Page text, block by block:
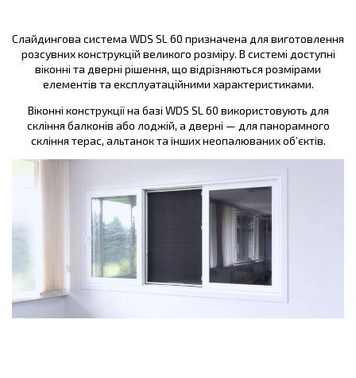
Слайдингова система WDS SL 60 призначена для виготовлення
розсувних конструкцій великого розміру. В системі доступні
віконні та дверні рішення, що відрізняються розмірами
елементів та експлуатаційними характеристиками.
Віконні конструкції на базі WDS SL 60 використовують для
скління балконів або лоджій, а дверні — для панорамного
скління терас, альтанок та інших неопалюваних об’єктів.